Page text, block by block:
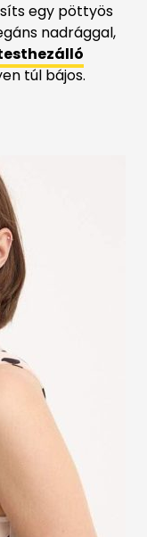
egy pöttyös
nadrággal,
túl bájos.